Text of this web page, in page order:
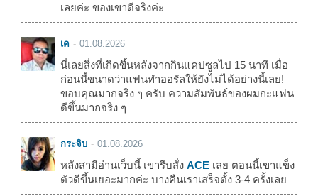
เลยค่ะ ของเขาดีจริงค่ะ
เค 01.08.2026
นี่เลยสิ่งที่เกิดขึ้นหลังจากกินแคปซูลไป 15 นาที เมื่อ
ก่อนนี้ขนาดว่าแฟนทำออรัลให้ยังไม่ได้อย่างนี้เลย!
ขอบคุณมากจริง ๆ ครับ ความสัมพันธ์ของผมกะแฟน
ดีขึ้นมากจริง ๆ
กระจิบ 01.08.2026
หลังสามีอ่านเว็บนี้ เขารีบสั่ง ACE เลย ตอนนี้เขาแข็ง
ตัวดีขึ้นเยอะมากค่ะ บางคืนเราเสร็จตั้ง 3-4 ครั้งเลย